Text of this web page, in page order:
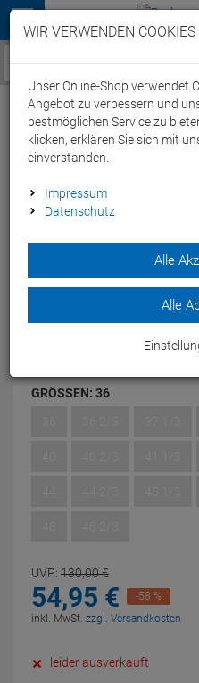
Menü
Mavic Tri Race
white/black
Unschlagbares Preis/
GRÖSSEN: 36
UVP: 130,00€
54,95 €
-58 %
inkl. MwSt. zzgl. Versandkosten
leider ausverkauft
WIR VERWENDEN COOKIES
Unser Online-Shop verwendet
Angebot zu verbessern und
bestmöglichen Service zu
klicken, erklären Sie sich mit
einverstanden.
Impressum
Datenschutz
Alle
Alle